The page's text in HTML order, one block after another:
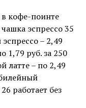
кофе-поинте
эспрессо 35
– 2,49
1,79 руб. за 250
латте – по 2,49
работает без